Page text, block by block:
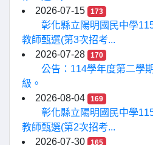
2026-07-15
173
彰化縣立陽明國民中學
教師甄選(第3次招考...
2026-07-28
170
公告：114學年度第二學
級。
2026-08-04
169
彰化縣立陽明國民中學
教師甄選(第2次招考...
2026-07-30
165